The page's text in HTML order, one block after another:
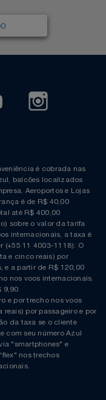
é cobrada nas
balcões localizados
Aeroportos e Lojas
é de R$ 40,00
até R$ 400,00
sobre o valor da tarifa
internacionais, a taxa é
(+55 11 4003-1118): O
e cinco reais) por
e a partir de R$ 120,00
nos voos internacionais.
9,90
e por trecho nos voos
reais) por passageiro e por
da taxa se o cliente
com seu número Azul
"smartphones" e
nos trechos